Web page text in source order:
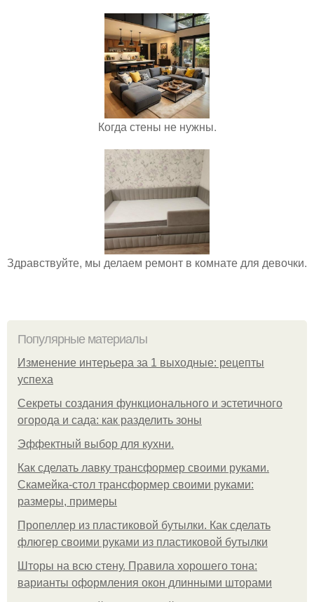
Когда стены не нужны.
Здравствуйте, мы делаем ремонт в комнате для девочки.
Популярные материалы
Изменение интерьера за 1 выходные: рецепты
успеха
Секреты создания функционального и эстетичного
огорода и сада: как разделить зоны
Эффектный выбор для кухни.
Как сделать лавку трансформер своими руками.
Скамейка-стол трансформер своими руками:
размеры, примеры
Пропеллер из пластиковой бутылки. Как сделать
флюгер своими руками из пластиковой бутылки
Шторы на всю стену. Правила хорошего тона:
варианты оформления окон длинными шторами